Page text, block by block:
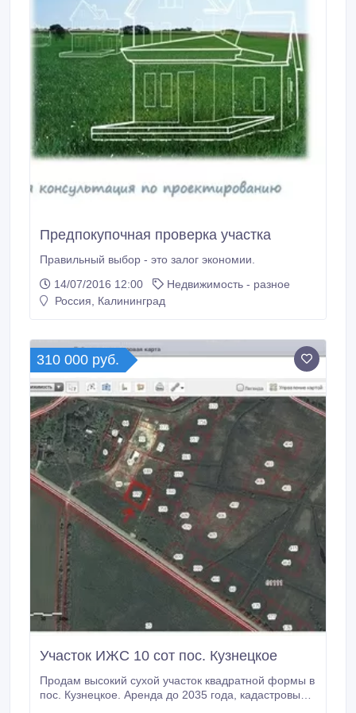
Предпокупочная проверка участка
Правильный выбор - это залог экономии.
14/07/2016 12:00
Недвижимость - разное
Россия, Калининград
310 000 руб.
Участок ИЖС 10 сот пос. Кузнецкое
Продам высокий сухой участок квадратной формы в
пос. Кузнецкое. Аренда до 2035 года, кадастровый